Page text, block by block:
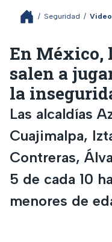
/ Seguridad / Video
En México,
salen a
la
Las alcaldías
Cuajimalpa,
Contreras,
5 de cada 10
menores de